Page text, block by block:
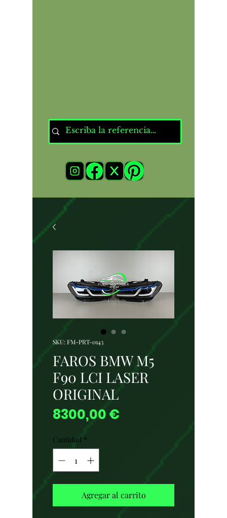
SKU: FM-PRT-0143
FAROS BMW M5
F90 LCI LASER
ORIGINAL
8300,00 €
Cantidad *
Agregar al carrito